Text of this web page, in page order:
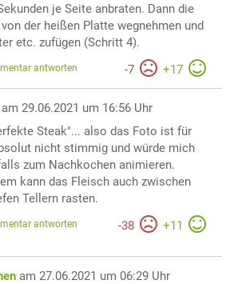
je Seite anbraten. Dann die
der heißen Platte wegnehmen und
etc. zufügen (Schritt 4).
-7 +17
antworten
am 29.06.2021 um 16:56 Uhr
Steak"... also das Foto ist für
nicht stimmig und würde mich
zum Nachkochen animieren.
kann das Fleisch auch zwischen
Tellern rasten.
-38 +11
antworten
am 27.06.2021 um 06:29 Uhr